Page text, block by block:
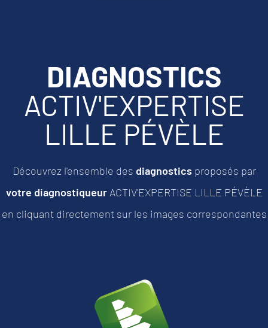
DIAGNOSTICS
ACTIV'EXPERTISE
LILLE PÉVÈLE
Découvrez l'ensemble des diagnostics proposés par
votre diagnostiqueur ACTIV'EXPERTISE LILLE PÉVÈLE
en cliquant directement sur les images correspondantes